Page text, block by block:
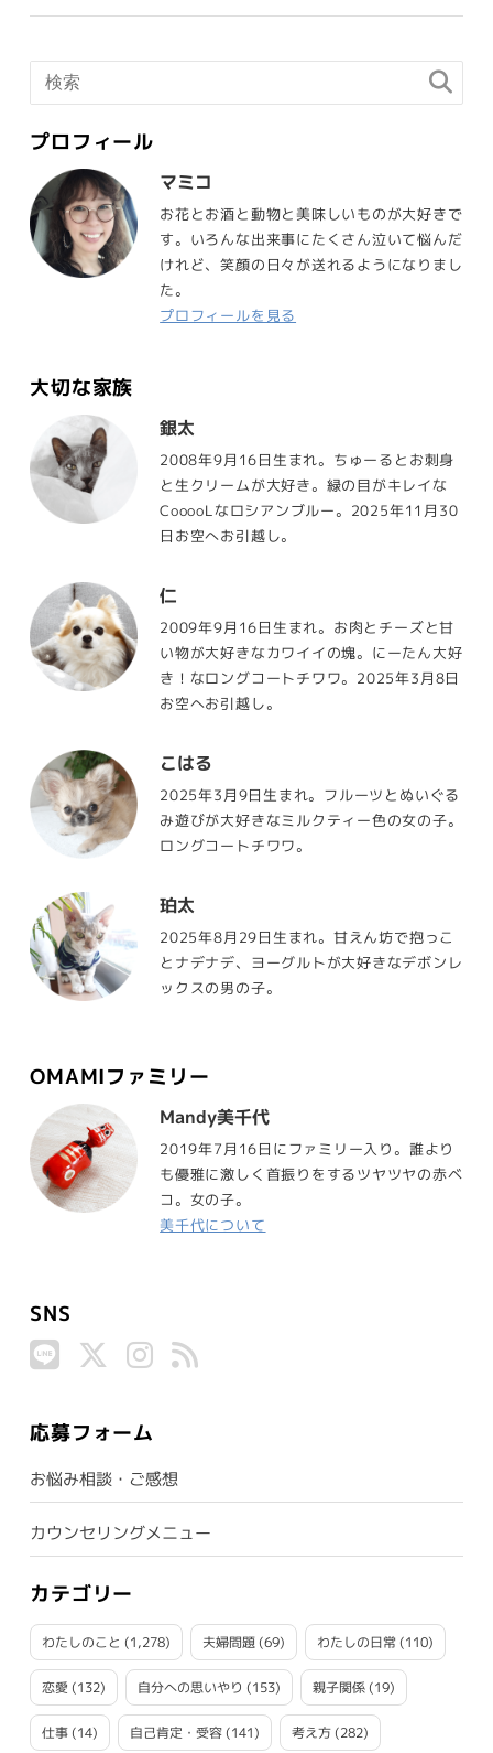
プロフィール
マミコ
お花とお酒と動物と美味しいものが大好きで
す。いろんな出来事にたくさん泣いて悩んだ
けれど、笑顔の日々が送れるようになりまし
た。
プロフィールを見る
大切な家族
銀太
2008年9月16日生まれ。ちゅーるとお刺身
と生クリームが大好き。緑の目がキレイな
CooooLなロシアンブルー。2025年11月30
日お空へお引越し。
仁
2009年9月16日生まれ。お肉とチーズと甘
い物が大好きなカワイイの塊。にーたん大好
き！なロングコートチワワ。2025年3月8日
お空へお引越し。
こはる
2025年3月9日生まれ。フルーツとぬいぐる
み遊びが大好きなミルクティー色の女の子。
ロングコートチワワ。
珀太
2025年8月29日生まれ。甘えん坊で抱っこ
とナデナデ、ヨーグルトが大好きなデボンレ
ックスの男の子。
OMAMIファミリー
Mandy美千代
2019年7月16日にファミリー入り。誰より
も優雅に激しく首振りをするツヤツヤの赤ベ
コ。女の子。
美千代について
SNS
応募フォーム
お悩み相談・ご感想
カウンセリングメニュー
カテゴリー
わたしのこと (1,278) 夫婦問題(69) わたしの日常(110)
恋愛 (132) 自分への思いやり (153) 親子関係(19)
仕事(14) 自己肯定・受容(141) 考え方(282)